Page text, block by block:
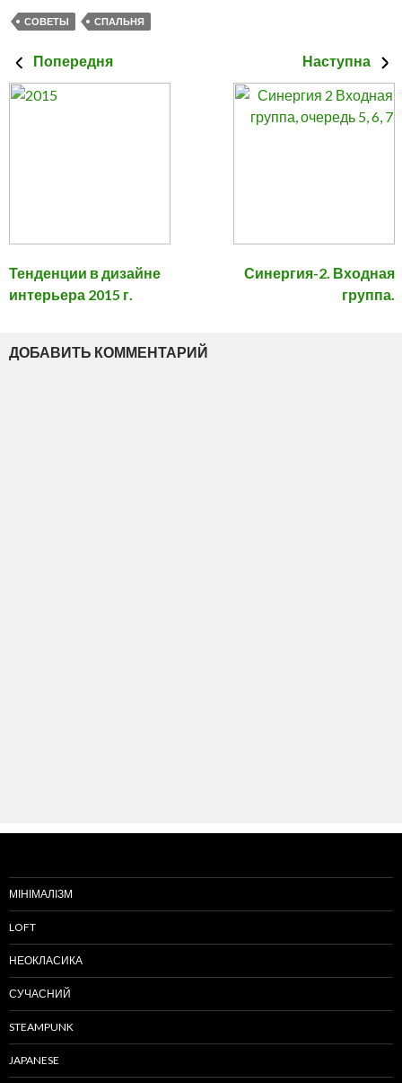
СОВЕТЫ СПАЛЬНЯ
Попередня
Тенденции в дизайне
интерьера 2015 г.
Наступна
Синергия-2. Входная
группа.
ДОБАВИТЬ КОММЕНТАРИЙ
МІНІМАЛІЗМ
LOFT
НЕОКЛАСИКА
СУЧАСНИЙ
STEAMPUNK
JAPANESE